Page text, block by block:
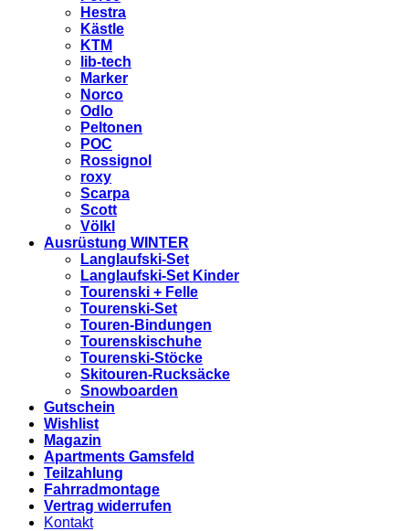
Hestra
Kästle
KTM
lib-tech
Marker
Norco
Odlo
Peltonen
POC
Rossignol
roxy
Scarpa
Scott
Völkl
Ausrüstung WINTER
Langlaufski-Set
Langlaufski-Set Kinder
Tourenski + Felle
Tourenski-Set
Touren-Bindungen
Tourenskischuhe
Tourenski-Stöcke
Skitouren-Rucksäcke
Snowboarden
Gutschein
Wishlist
Magazin
Apartments Gamsfeld
Teilzahlung
Fahrradmontage
Vertrag widerrufen
Kontakt